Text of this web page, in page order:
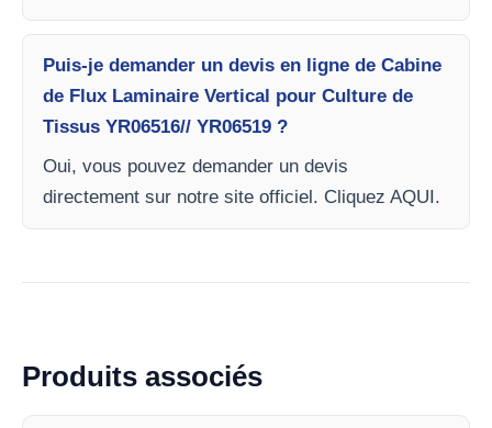
Puis-je demander un devis en ligne de Cabine
de Flux Laminaire Vertical pour Culture de
Tissus YR06516// YR06519 ?
Oui, vous pouvez demander un devis
directement sur notre site officiel. Cliquez AQUI.
Produits associés